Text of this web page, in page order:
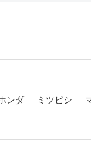
ンダ ミツビシ